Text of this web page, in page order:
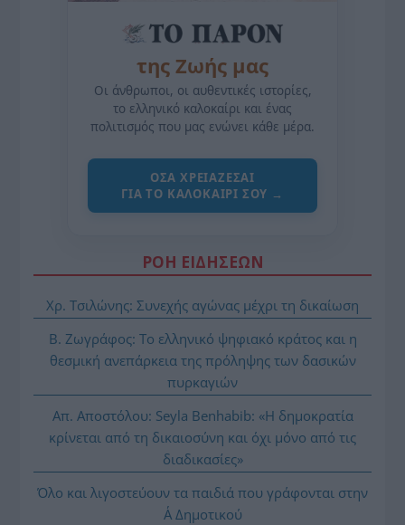
της Ζωής μας
Οι άνθρωποι, οι αυθεντικές ιστορίες,
το ελληνικό καλοκαίρι και ένας
πολιτισμός που μας ενώνει κάθε μέρα.
ΌΣΑ ΧΡΕΙΆΖΕΣΑΙ
ΓΙΑ ΤΟ ΚΑΛΟΚΑΊΡΙ ΣΟΥ →
ΡΟΗ ΕΙΔΗΣΕΩΝ
Χρ. Τσιλώνης: Συνεχής αγώνας μέχρι τη δικαίωση
Β. Ζωγράφος: Το ελληνικό ψηφιακό κράτος και η
θεσμική ανεπάρκεια της πρόληψης των δασικών
πυρκαγιών
Απ. Αποστόλου: Seyla Benhabib: «Η δημοκρατία
κρίνεται από τη δικαιοσύνη και όχι μόνο από τις
διαδικασίες»
Όλο και λιγοστεύουν τα παιδιά που γράφονται στην
Α΄ Δημοτικού